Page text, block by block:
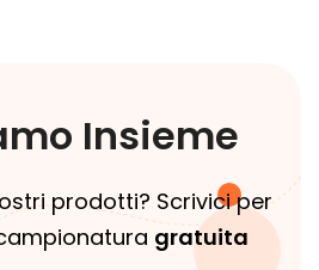
Insieme
prodotti? Scrivici per
gratuita